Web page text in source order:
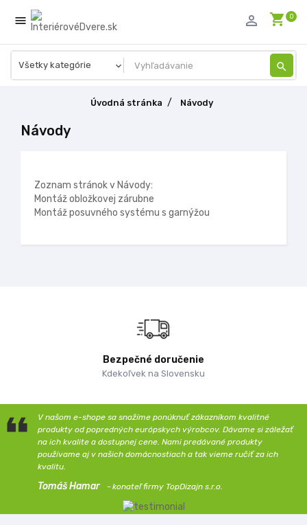
 shopping_cart 0
person_outline
search
Úvodná stránka Návody
Návody
Zoznam stránok v Návody:
Montáž obložkovej zárubne
Montáž posuvného systému s garnýžou
Bezpečné doručenie
Kdekoľvek na Slovensku
V našom e-shope sa snažíme ponúknuť zákazníkom kvalitné
produkty od popredných európskych výrobcov. Dávame si záležať
na ich kvalite a dostupnej cene. Nami predávané produkty
používame aj v našich domácnostiach a tak vieme ručiť za ich
kvalitu.
Tomáš Hamar konateľ firmy TopDizajn s.r.o.